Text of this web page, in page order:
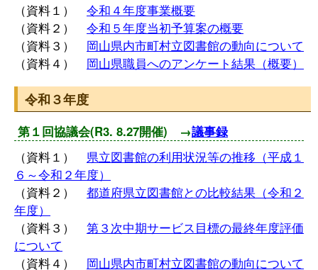
（資料１） 令和４年度事業概要
（資料２） 令和５年度当初予算案の概要
（資料３） 岡山県内市町村立図書館の動向について
（資料４） 岡山県職員へのアンケート結果（概要）
令和３年度
第１回協議会(R3. 8.27開催) →議事録
（資料１） 県立図書館の利用状況等の推移（平成１
６～令和２年度）
（資料２） 都道府県立図書館との比較結果（令和２
年度）
（資料３） 第３次中期サービス目標の最終年度評価
について
（資料４） 岡山県内市町村立図書館の動向について